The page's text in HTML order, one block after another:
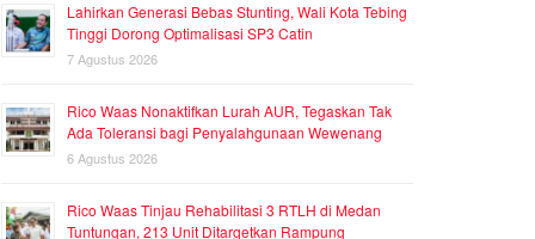
Lahirkan Generasi Bebas Stunting, Wali Kota Tebing
Tinggi Dorong Optimalisasi SP3 Catin
7 Agustus 2026
Rico Waas Nonaktifkan Lurah AUR, Tegaskan Tak
Ada Toleransi bagi Penyalahgunaan Wewenang
6 Agustus 2026
Rico Waas Tinjau Rehabilitasi 3 RTLH di Medan
Tuntungan, 213 Unit Ditargetkan Rampung